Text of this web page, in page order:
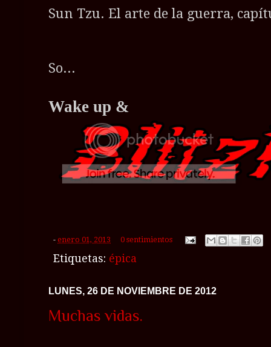
Sun Tzu. El arte de la guerra,
So...
Wake up &
- enero 01, 2013 0 sentimientos
Etiquetas: épica
LUNES, 26 DE NOVIEMBRE DE 2012
Muchas vidas.